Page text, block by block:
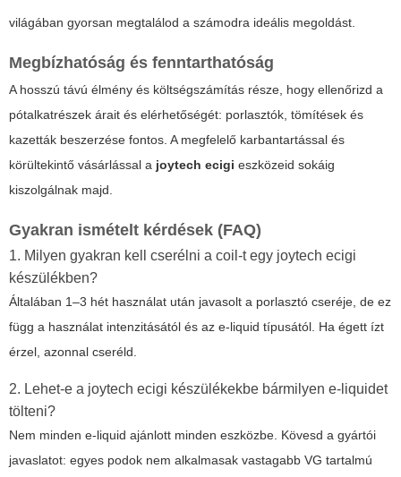
világában gyorsan megtalálod a számodra ideális megoldást.
Megbízhatóság és fenntarthatóság
A hosszú távú élmény és költségszámítás része, hogy ellenőrizd a
pótalkatrészek árait és elérhetőségét: porlasztók, tömítések és
kazetták beszerzése fontos. A megfelelő karbantartással és
körültekintő vásárlással a joytech ecigi eszközeid sokáig
kiszolgálnak majd.
Gyakran ismételt kérdések (FAQ)
1. Milyen gyakran kell cserélni a coil-t egy joytech ecigi
készülékben?
Általában 1–3 hét használat után javasolt a porlasztó cseréje, de ez
függ a használat intenzitásától és az e-liquid típusától. Ha égett ízt
érzel, azonnal cseréld.
2. Lehet-e a joytech ecigi készülékekbe bármilyen e-liquidet
tölteni?
Nem minden e-liquid ajánlott minden eszközbe. Kövesd a gyártói
javaslatot: egyes podok nem alkalmasak vastagabb VG tartalmú